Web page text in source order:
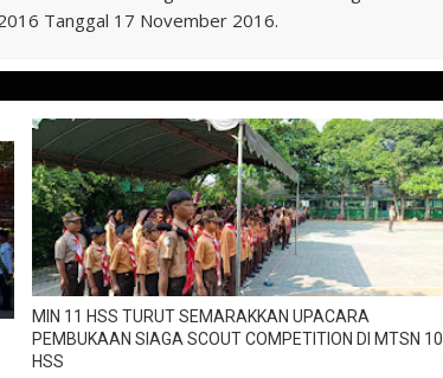
Tanggal 17 November 2016.
MIN 11 HSS TURUT SEMARAKKAN UPACARA
PEMBUKAAN SIAGA SCOUT COMPETITION DI MTSN 10
HSS